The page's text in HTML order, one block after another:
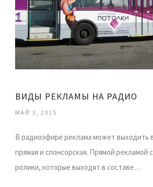
ВИДЫ РЕКЛАМЫ НА РАДИО
МАЙ 3, 2015
В радиоэфире реклама может выходить
прямая и спонсорская. Прямой рекламой
ролики, которые выходят в составе…